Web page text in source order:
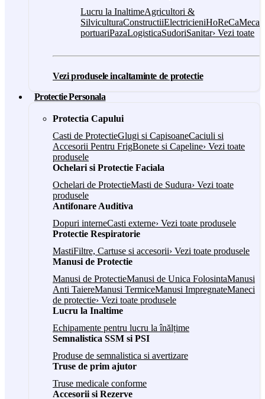
Lucru la InaltimeAgricultori &
SilviculturaConstructiiElectricieniHoReCa
portuariPazaLogisticaSudoriSanitar› Vezi toate
Vezi produsele incaltaminte de protectie
Protectie Personala
Protectia Capului
Casti de ProtectieGlugi si CapisoaneCaciuli si
Accesorii Pentru FrigBonete si Capeline› Vezi toate
produsele
Ochelari si Protectie Faciala
Ochelari de ProtectieMasti de Sudura› Vezi toate
produsele
Antifonare Auditiva
Dopuri interneCasti externe› Vezi toate produsele
Protectie Respiratorie
MastiFiltre, Cartuse si accesorii› Vezi toate produsele
Manusi de Protectie
Manusi de ProtectieManusi de Unica FolosintaManusi
Anti TaiereManusi TermiceManusi ImpregnateManeci
de protectie› Vezi toate produsele
Lucru la Inaltime
Echipamente pentru lucru la înălțime
Semnalistica SSM si PSI
Produse de semnalistica si avertizare
Truse de prim ajutor
Truse medicale conforme
Accesorii si Rezerve